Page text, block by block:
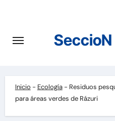
contenido
Inicio - Ecología- Residuos
para áreas verdes de Rázuri